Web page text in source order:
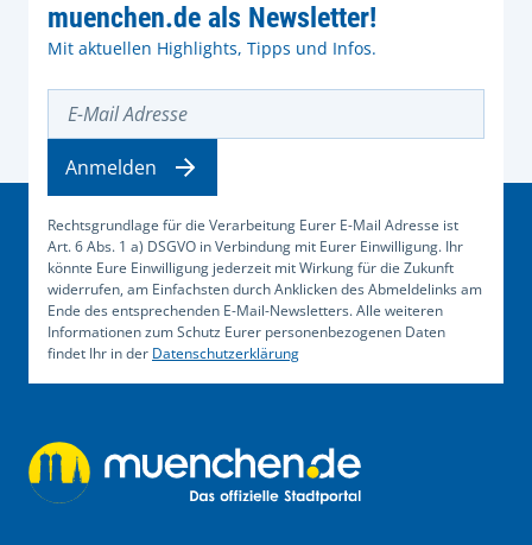
muenchen.de als Newsletter!
Mit aktuellen Highlights, Tipps und Infos.
Rechtsgrundlage für die Verarbeitung Eurer E-Mail Adresse ist
Art. 6 Abs. 1 a) DSGVO in Verbindung mit Eurer Einwilligung. Ihr
könnte Eure Einwilligung jederzeit mit Wirkung für die Zukunft
widerrufen, am Einfachsten durch Anklicken des Abmeldelinks am
Ende des entsprechenden E-Mail-Newsletters. Alle weiteren
Informationen zum Schutz Eurer personenbezogenen Daten
findet Ihr in der Datenschutzerklärung
Anmelden